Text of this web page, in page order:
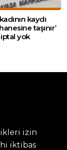
kaydı
taşınır’
yok
izin
iktibas